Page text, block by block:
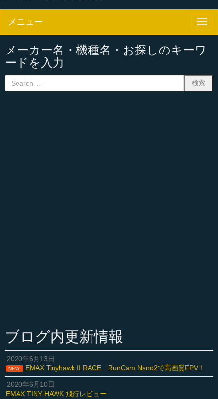
N
a
v
i
g
i
o
n
メニュー
メーカー名・機種名・お探しのキーワ
ードを入力
ブログ内更新情報
2020年6月13日
NEW! EMAX Tinyhawk II RACE RunCam Nano2で高画質FPV！
2020年6月10日
EMAX TINY HAWK 飛行レビュー